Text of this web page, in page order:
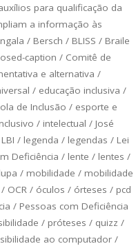
para qualificação da
a informação às
/ Bersch / BLISS / Braile
caption / Comitê de
e alternativa /
/ educação inclusiva /
de Inclusão / esporte e
/ intelectual / José
LBI / legenda / legendas / Lei
Deficiência / lente / lentes /
lupa / mobilidade / mobilidade
/ OCR/ óculos / órteses / pcd
/ Pessoas com Deficiência
/ próteses / quizz /
ao computador/